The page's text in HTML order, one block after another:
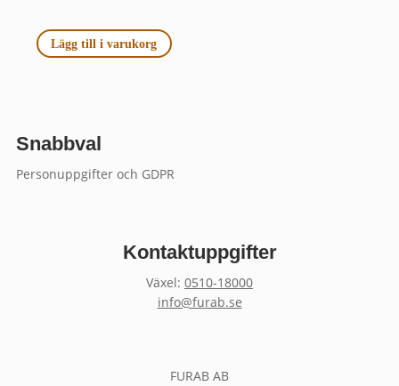
Lägg till i varukorg
Snabbval
Personuppgifter och GDPR
Kontaktuppgifter
Växel: 0510-18000
info@furab.se
FURAB AB